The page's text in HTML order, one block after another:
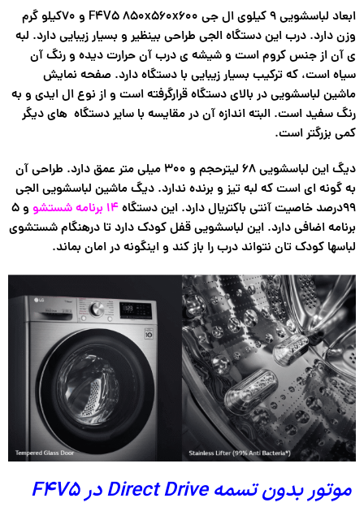
ابعاد لباسشویی ۹ کیلوی ال جی F4V5 8۵0x560x600 و 70کیلو گرم
وزن دارد. درب این دستگاه الجی طراحی بینظیر و بسیار زیبایی دارد. لبه
ی آن از جنس کروم است و شیشه ی درب آن حرارت دیده و رنگ آن
سیاه است، که ترکیب بسیار زیبایی با دستگاه دارد. صفحه نمایش
ماشین لباسشویی در بالای دستگاه قرارگرفته است و از نوع ال ایدی و به
رنگ سفید است. البته اندازه آن در مقایسه با سایر دستگاه های دیگر
کمی بزرگتر است.
دیگ این لباسشویی ۶۸ لیترحجم و ۳۰۰ میلی متر عمق دارد. طراحی آن
به گونه ای است که لبه تیز و برنده ندارد. دیگ ماشین لباسشویی الجی
۹۹درصد خاصیت آنتی باکتریال دارد. این دستگاه
و ۵
برنامه اضافی دارد. این لباسشویی قفل کودک دارد تا درهنگام شستشوی
لباسها کودک تان نتواند درب را باز کند و اینگونه در امان بماند.
موتور بدون تسمه Direct Drive در F4V5